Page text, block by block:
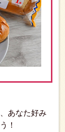
あなた好み
！